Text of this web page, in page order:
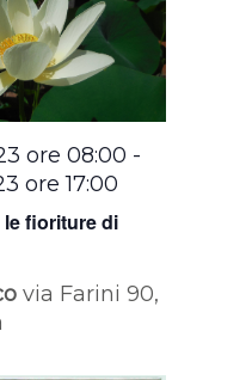
fioriture di
ore 08:00 -
ore 17:00
via Farini 90,